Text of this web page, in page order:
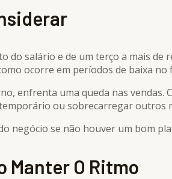
salário e de um terço a mais de
ocorre em períodos de baixa
enfrenta uma queda nas
ou sobrecarregar outros
negócio se não houver um bom
Manter O Ritmo